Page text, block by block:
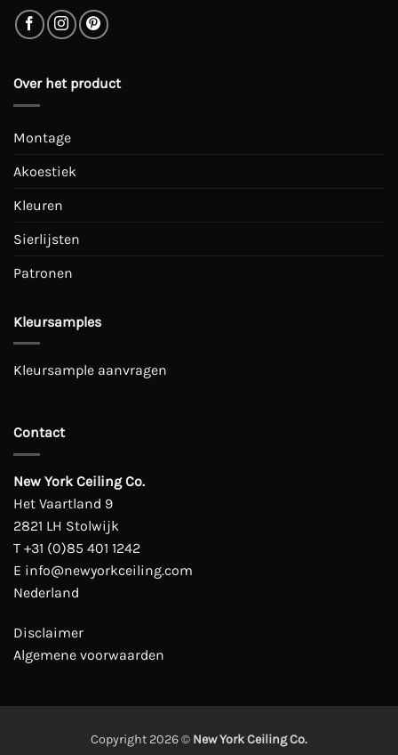
Over het product
Montage
Akoestiek
Kleuren
Sierlijsten
Patronen
Kleursamples
Kleursample aanvragen
Contact
New York Ceiling Co.
Het Vaartland 9
2821 LH Stolwijk
T +31 (0)85 401 1242
E info@newyorkceiling.com
Nederland
Disclaimer
Algemene voorwaarden
Copyright 2026 © New York Ceiling Co.